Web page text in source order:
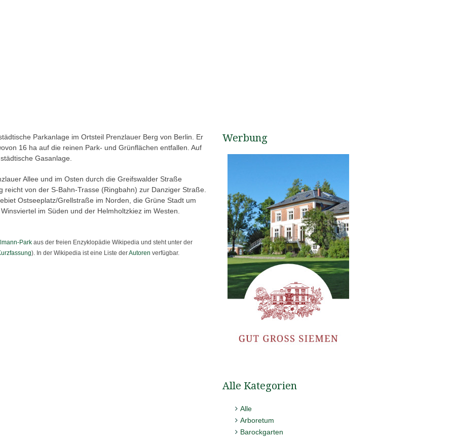
Parkanlage im Ortsteil Prenzlauer Berg von Berlin. Er
16 ha auf die reinen Park- und Grünflächen entfallen. Auf
Gasanlage.
Allee und im Osten durch die Greifswalder Straße
von der S-Bahn-Trasse (Ringbahn) zur Danziger Straße.
Ostseeplatz/Grellstraße im Norden, die Grüne Stadt um
im Süden und der Helmholtzkiez im Westen.
Park aus der freien Enzyklopädie Wikipedia und steht unter der
). In der Wikipedia ist eine Liste derAutoren verfügbar.
Werbung
Alle Kategorien
Alle
Arboretum
Barockgarten